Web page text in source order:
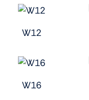
W12
W16